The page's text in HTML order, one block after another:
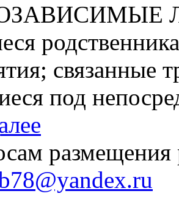
связанные
под
размещения